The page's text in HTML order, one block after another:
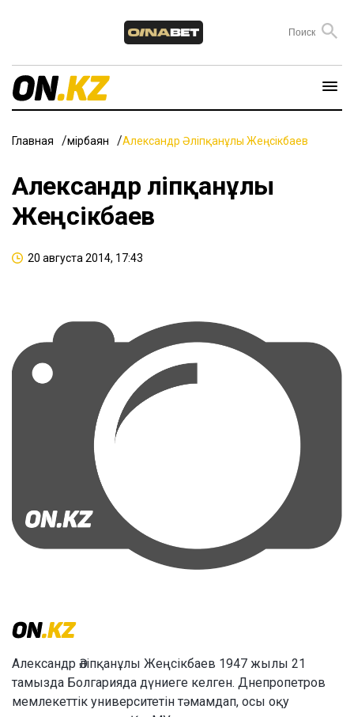
Главная Өмірбаян Александр Әліпқанұлы Жеңсікбаев
Александр Әліпқанұлы
Жеңсікбаев
20 августа 2014, 17:43
Александр Әліпқанұлы Жеңсікбаев 1947 жылы 21
тамызда Болгарияда дүниеге келген. Днепропетров
мемлекеттік университетін тәмамдап, осы оқу